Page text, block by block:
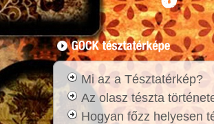
Mi az a Tésztatérkép?
Az olasz tészta
Hogyan főzz helyesen